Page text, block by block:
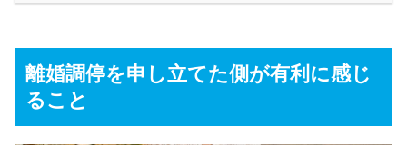
離婚調停を申し立てた側が有利に感じ
ること